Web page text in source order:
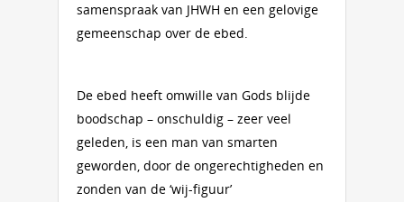
samenspraak van JHWH en een gelovige
gemeenschap over de ebed.
De ebed heeft omwille van Gods blijde
boodschap – onschuldig – zeer veel
geleden, is een man van smarten
geworden, door de ongerechtigheden en
zonden van de ‘wij-figuur’